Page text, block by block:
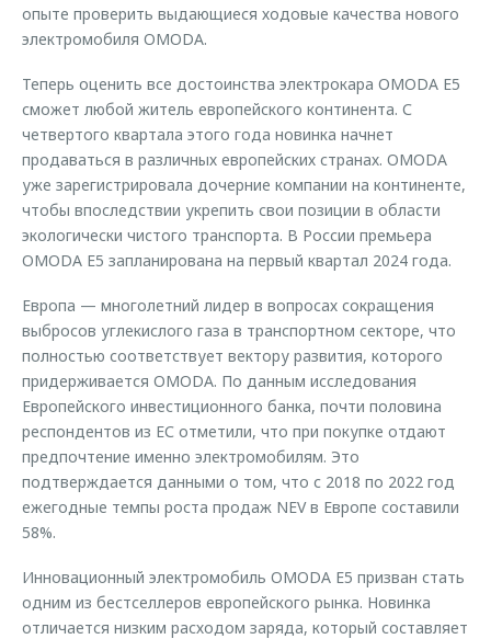
опыте проверить выдающиеся ходовые качества нового
электромобиля OMODA.
Теперь оценить все достоинства электрокара OMODA E5
сможет любой житель европейского континента. С
четвертого квартала этого года новинка начнет
продаваться в различных европейских странах. OMODA
уже зарегистрировала дочерние компании на континенте,
чтобы впоследствии укрепить свои позиции в области
экологически чистого транспорта. В России премьера
OMODA E5 запланирована на первый квартал 2024 года.
Европа — многолетний лидер в вопросах сокращения
выбросов углекислого газа в транспортном секторе, что
полностью соответствует вектору развития, которого
придерживается OMODA. По данным исследования
Европейского инвестиционного банка, почти половина
респондентов из ЕС отметили, что при покупке отдают
предпочтение именно электромобилям. Это
подтверждается данными о том, что с 2018 по 2022 год
ежегодные темпы роста продаж NEV в Европе составили
58%.
Инновационный электромобиль OMODA E5 призван стать
одним из бестселлеров европейского рынка. Новинка
отличается низким расходом заряда, который составляет